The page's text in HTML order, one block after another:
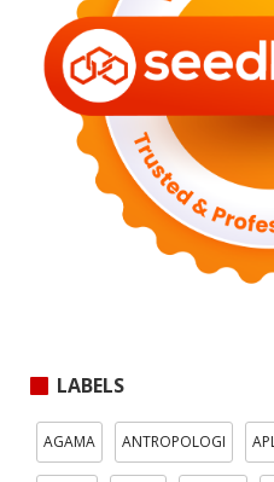
LABELS
AGAMA ANTROPOLOGI